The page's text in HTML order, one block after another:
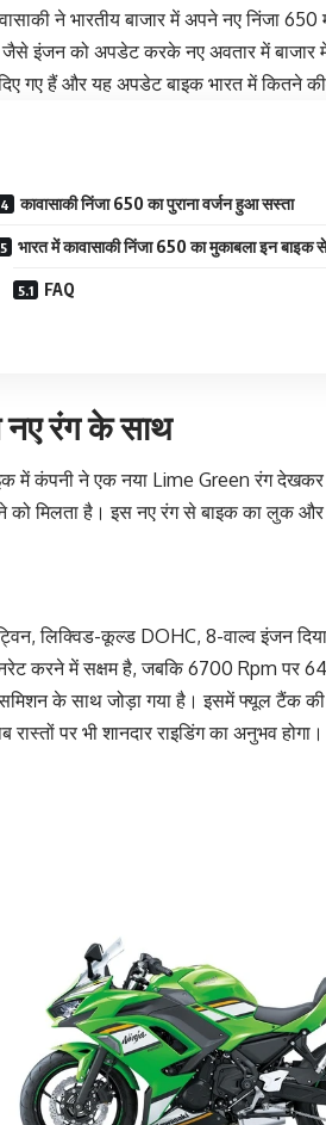
ने भारतीय बाजार में अपने नए निंजा
इंजन को अपडेट करके नए अवतार में बाजार में
गए हैं और यह अपडेट बाइक भारत में कितने
कावासाकी निंजा 650 का पुराना वर्जन हुआ सस्ता
भारत में कावासाकी निंजा 650 का मुकाबला इन बाइक से
FAQ
नए रंग के साथ
में कंपनी ने एक नया Lime Green रंग
मिलता है। इस नए रंग से बाइक का लुक और
लिक्विड-कूल्ड DOHC, 8-वाल्व इंजन
करने में सक्षम है, जबकि 6700 Rpm पर
के साथ जोड़ा गया है। इसमें फ्यूल टैंक की
पर भी शानदार राइडिंग का अनुभव होगा।